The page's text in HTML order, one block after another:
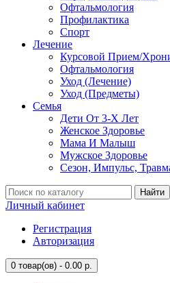
Офтальмология
Профилактика
Спорт
Лечение
Курсовой Прием/
Офтальмология
Уход (Лечение)
Уход (Предметы)
Семья
Дети От 3-Х Лет
Женское Здоровье
Мама И Малыш
Мужское Здоровье
Сезон, Импульс,
Найти
Личный кабинет
Регистрация
Авторизация
0 товар(ов) - 0.00 р.